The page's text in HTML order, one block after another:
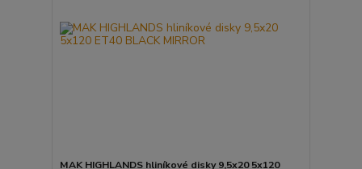
MAK HIGHLANDS hliníkové disky 9,5x20 5x120